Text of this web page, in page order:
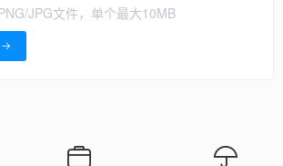
JPG文件，单个最大10MB